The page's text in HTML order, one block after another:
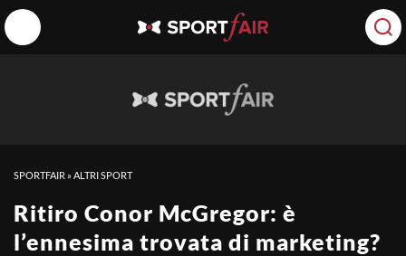
SPORTFAIR »ALTRI SPORT
Ritiro Conor McGregor: è
l’ennesima trovata di marketing?